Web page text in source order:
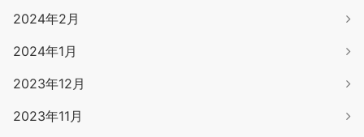
2024年2月
2024年1月
2023年12月
2023年11月